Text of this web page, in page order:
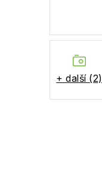
+ další (2)